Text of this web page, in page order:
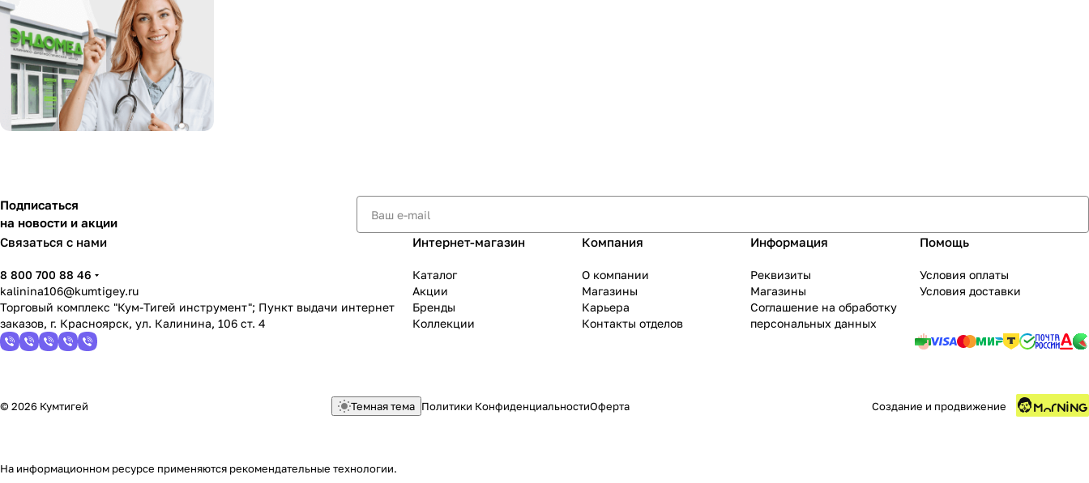
Подписаться
на новости и акции
Связаться с нами
8 800 700 88 46
kalinina106@kumtigey.ru
Торговый комплекс "Кум-Тигей инструмент"; Пункт выдачи интернет
заказов, г. Красноярск, ул. Калинина, 106 ст. 4
Интернет-магазин
Каталог
Акции
Бренды
Коллекции
Компания
О компании
Магазины
Карьера
Контакты отделов
Информация
Реквизиты
Магазины
Соглашение на обработку
персональных данных
Помощь
Условия оплаты
Условия доставки
© 2026 Кумтигей Темная тема Политики КонфиденциальностиОферта Создание и продвижение
На информационном ресурсе применяются рекомендательные технологии.